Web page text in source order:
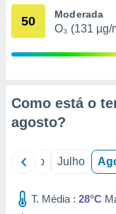
estudos
50 Moderada
O₃ (131 µg/
Como está o
agosto?
Junho Julho
T. Média : 28°C